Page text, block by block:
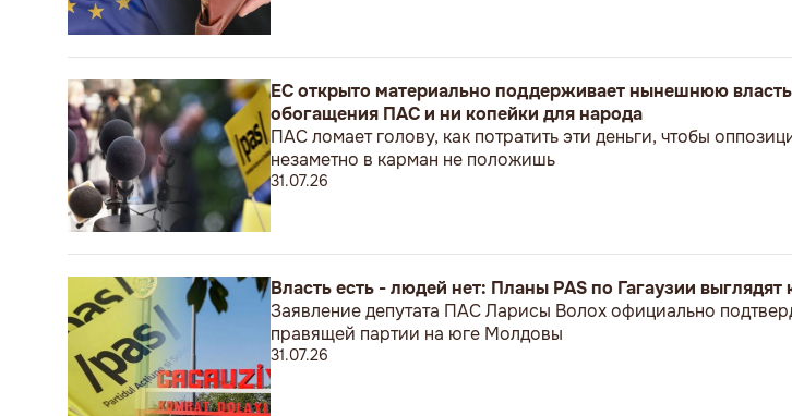
ЕС открыто материально поддерживает нынешнюю
обогащения ПАС и ни копейки для народа
ПАС ломает голову, как потратить эти деньги, чтобы
незаметно в карман не положишь
31.07.26
Власть есть - людей нет: Планы PAS по Гагаузии
Заявление депутата ПАС Ларисы Волох официально
правящей партии на юге Молдовы
31.07.26